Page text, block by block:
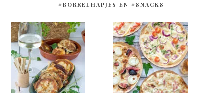
#BORRELHAPJES EN #SNACKS